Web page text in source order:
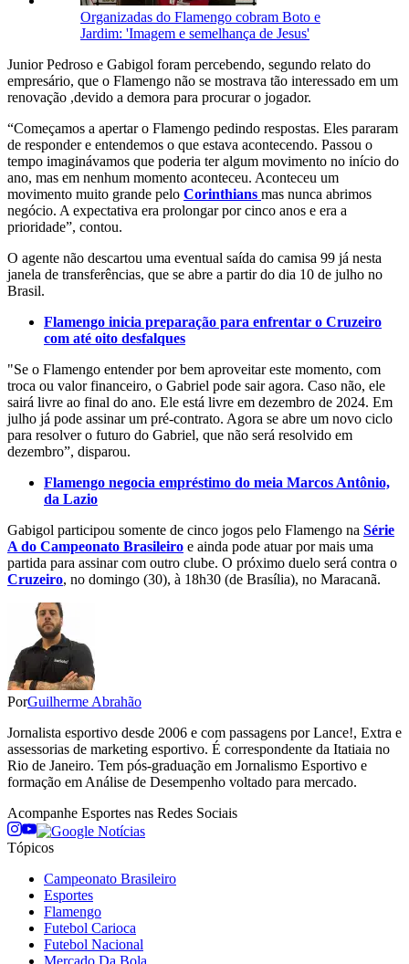
Organizadas do Flamengo cobram Boto e
Jardim: 'Imagem e semelhança de Jesus'
Junior Pedroso e Gabigol foram percebendo, segundo relato do
empresário, que o Flamengo não se mostrava tão interessado em um
renovação ,devido a demora para procurar o jogador.
“Começamos a apertar o Flamengo pedindo respostas. Eles pararam
de responder e entendemos o que estava acontecendo. Passou o
tempo imaginávamos que poderia ter algum movimento no início do
ano, mas em nenhum momento aconteceu. Aconteceu um
movimento muito grande pelo Corinthians mas nunca abrimos
negócio. A expectativa era prolongar por cinco anos e era a
prioridade”, contou.
O agente não descartou uma eventual saída do camisa 99 já nesta
janela de transferências, que se abre a partir do dia 10 de julho no
Brasil.
Flamengo inicia preparação para enfrentar o Cruzeiro
com até oito desfalques
"Se o Flamengo entender por bem aproveitar este momento, com
troca ou valor financeiro, o Gabriel pode sair agora. Caso não, ele
sairá livre ao final do ano. Ele está livre em dezembro de 2024. Em
julho já pode assinar um pré-contrato. Agora se abre um novo ciclo
para resolver o futuro do Gabriel, que não será resolvido em
dezembro”, disparou.
Flamengo negocia empréstimo do meia Marcos Antônio,
da Lazio
Gabigol participou somente de cinco jogos pelo Flamengo na Série
A do Campeonato Brasileiro e ainda pode atuar por mais uma
partida para assinar com outro clube. O próximo duelo será contra o
Cruzeiro, no domingo (30), à 18h30 (de Brasília), no Maracanã.
PorGuilherme Abrahão
Jornalista esportivo desde 2006 e com passagens por Lance!, Extra e
assessorias de marketing esportivo. É correspondente da Itatiaia no
Rio de Janeiro. Tem pós-graduação em Jornalismo Esportivo e
formação em Análise de Desempenho voltado para mercado.
Acompanhe Esportes nas Redes Sociais
Tópicos
Campeonato Brasileiro
Esportes
Flamengo
Futebol Carioca
Futebol Nacional